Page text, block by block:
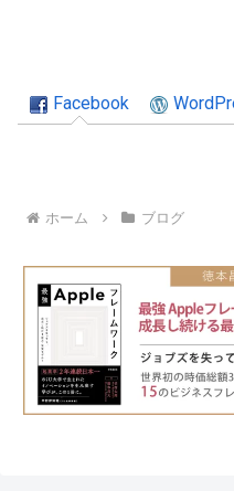
Facebook
ホーム ブログ